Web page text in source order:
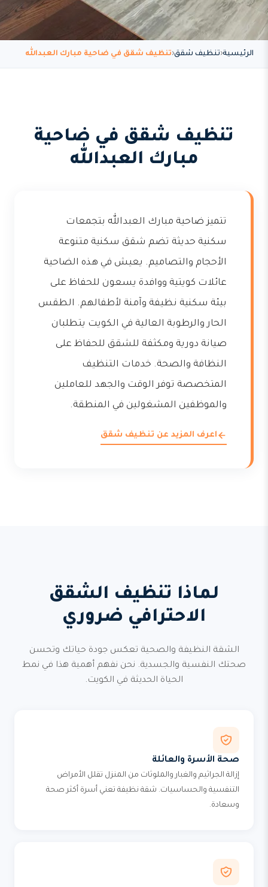
الرئيسية تنظيف شقق تنظيف شقق في ضاحية مبارك العبدالله
تنظيف شقق في ضاحية
مبارك العبدالله
تتميز ضاحية مبارك العبدالله بتجمعات
سكنية حديثة تضم شقق سكنية متنوعة
الأحجام والتصاميم. يعيش في هذه الضاحية
عائلات كويتية ووافدة يسعون للحفاظ على
بيئة سكنية نظيفة وآمنة لأطفالهم. الطقس
الحار والرطوبة العالية في الكويت يتطلبان
صيانة دورية ومكثفة للشقق للحفاظ على
النظافة والصحة. خدمات التنظيف
المتخصصة توفر الوقت والجهد للعاملين
والموظفين المشغولين في المنطقة.
اعرف المزيد عن تنظيف شقق
لماذا تنظيف الشقق
الاحترافي ضروري
الشقة النظيفة والصحية تعكس جودة حياتك وتحسن
صحتك النفسية والجسدية. نحن نفهم أهمية هذا في نمط
الحياة الحديثة في الكويت.
صحة الأسرة والعائلة
إزالة الجراثيم والغبار والملوثات من المنزل تقلل الأمراض
التنفسية والحساسيات. شقة نظيفة تعني أسرة أكثر صحة
وسعادة.